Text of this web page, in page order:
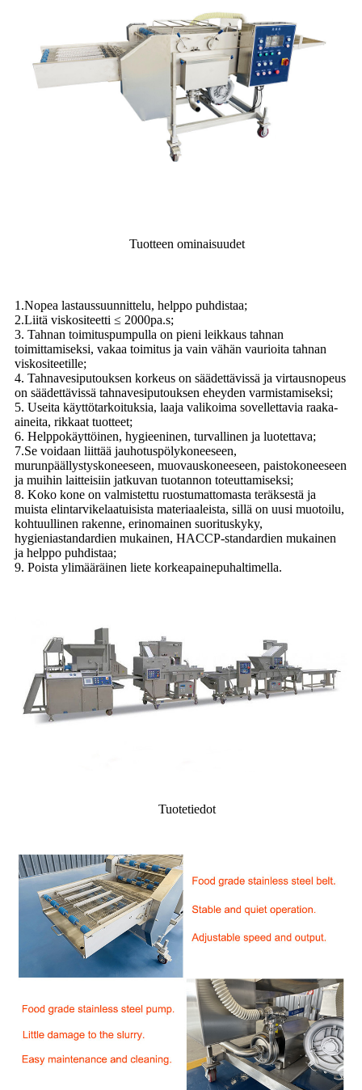
Tuotteen ominaisuudet
1.Nopea lastaussuunnittelu, helppo puhdistaa;
2.Liitä viskositeetti ≤ 2000pa.s;
3. Tahnan toimituspumpulla on pieni leikkaus tahnan
toimittamiseksi, vakaa toimitus ja vain vähän vaurioita tahnan
viskositeetille;
4. Tahnavesiputouksen korkeus on säädettävissä ja virtausnopeus
on säädettävissä tahnavesiputouksen eheyden varmistamiseksi;
5. Useita käyttötarkoituksia, laaja valikoima sovellettavia raaka-
aineita, rikkaat tuotteet;
6. Helppokäyttöinen, hygieeninen, turvallinen ja luotettava;
7.Se voidaan liittää jauhotuspölykoneeseen,
murunpäällystyskoneeseen, muovauskoneeseen, paistokoneeseen
ja muihin laitteisiin jatkuvan tuotannon toteuttamiseksi;
8. Koko kone on valmistettu ruostumattomasta teräksestä ja
muista elintarvikelaatuisista materiaaleista, sillä on uusi muotoilu,
kohtuullinen rakenne, erinomainen suorituskyky,
hygieniastandardien mukainen, HACCP-standardien mukainen
ja helppo puhdistaa;
9. Poista ylimääräinen liete korkeapainepuhaltimella.
Tuotetiedot